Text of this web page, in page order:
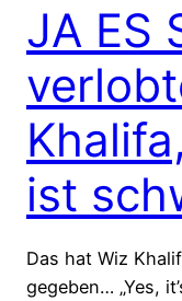
JA ES
ist
Das hat Wiz
gegeben… „Yes,